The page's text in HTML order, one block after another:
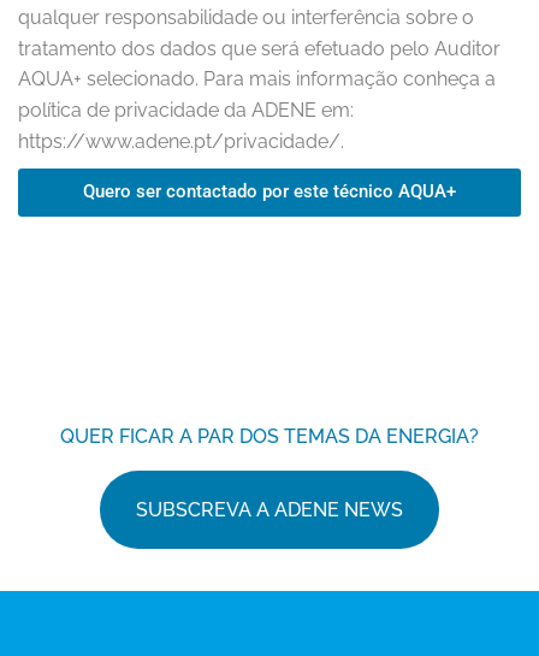
qualquer responsabilidade ou interferência sobre o
tratamento dos dados que será efetuado pelo Auditor
AQUA+ selecionado. Para mais informação conheça a
política de privacidade da ADENE em:
https://www.adene.pt/privacidade/.
Quero ser contactado por este técnico AQUA+
QUER FICAR A PAR DOS TEMAS DA ENERGIA?
SUBSCREVA A ADENE NEWS